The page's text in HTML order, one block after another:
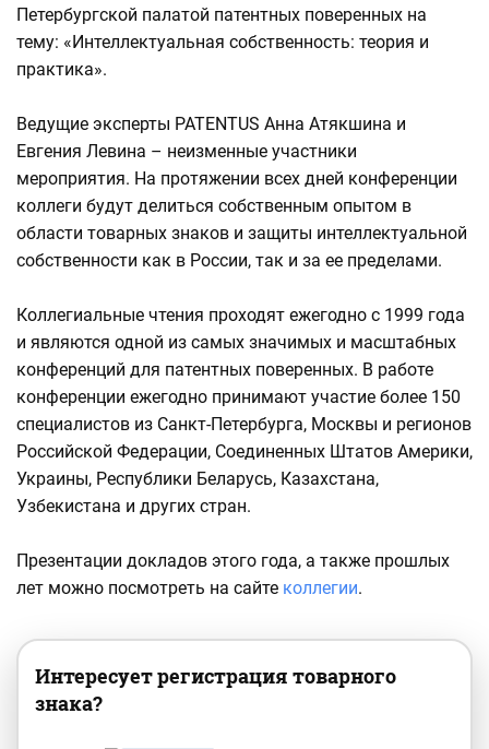
Петербургской палатой патентных поверенных на
тему: «Интеллектуальная собственность: теория и
практика».
Ведущие эксперты PATENTUS Анна Атякшина и
Евгения Левина – неизменные участники
мероприятия. На протяжении всех дней конференции
коллеги будут делиться собственным опытом в
области товарных знаков и защиты интеллектуальной
собственности как в России, так и за ее пределами.
Коллегиальные чтения проходят ежегодно с 1999 года
и являются одной из самых значимых и масштабных
конференций для патентных поверенных. В работе
конференции ежегодно принимают участие более 150
специалистов из Санкт-Петербурга, Москвы и регионов
Российской Федерации, Соединенных Штатов Америки,
Украины, Республики Беларусь, Казахстана,
Узбекистана и других стран.
Презентации докладов этого года, а также прошлых
лет можно посмотреть на сайте коллегии.
Интересует регистрация товарного
знака?